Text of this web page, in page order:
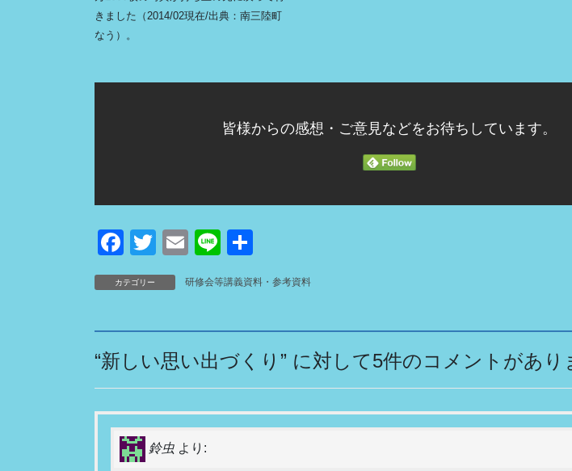
きました（2014/02現在/出典：南三陸町
なう）。
皆様からの感想・ご意見などをお待ちしています。
F
a
c
o
o
k
T
wi
tt
E
ail
Li
e
カテゴリー 研修会等講義資料・参考資料
“新しい思い出づくり ” に対して5件のコメントがあり
鈴虫 より: